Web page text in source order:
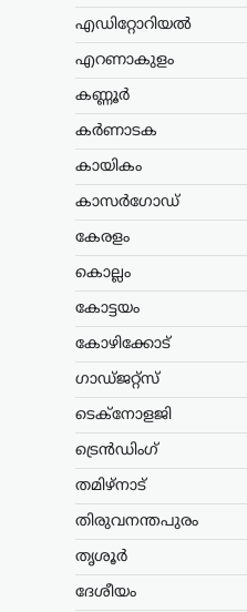
എഡിറ്റോറിയൽ
എറണാകുളം
കണ്ണൂർ
കർണാടക
കായികം
കാസർഗോഡ്
കേരളം
കൊല്ലം
കോട്ടയം
കോഴിക്കോട്
ഗാഡ്ജറ്റ്സ്
ടെക്നോളജി
ട്രെൻഡിംഗ്
തമിഴ്നാട്
തിരുവനന്തപുരം
തൃശൂർ
ദേശീയം
ജെൻ
മോഹൻ
രാജ്യത്തെ
ഭാഗവത്.
ലേറ്റസ്റ്റ്